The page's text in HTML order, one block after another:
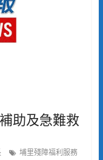
助及急難救
埔里殘障福利服務